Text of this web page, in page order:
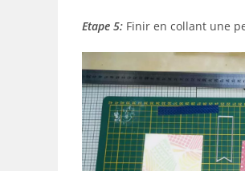
Etape 5: Finir en collant une